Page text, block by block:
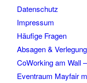
Datenschutz
Impressum
Häufige Fragen
Absagen &
CoWorking am Wall
Eventraum Mayfair